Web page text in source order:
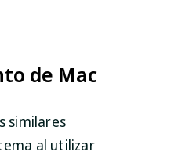
de Mac
similares
al utilizar